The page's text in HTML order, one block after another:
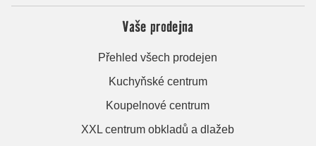
Vaše prodejna
Přehled všech prodejen
Kuchyňské centrum
Koupelnové centrum
XXL centrum obkladů a dlažeb